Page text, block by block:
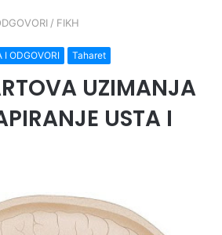
/ FIKH
I ODGOVORI Taharet
UZIMANJA
USTA I